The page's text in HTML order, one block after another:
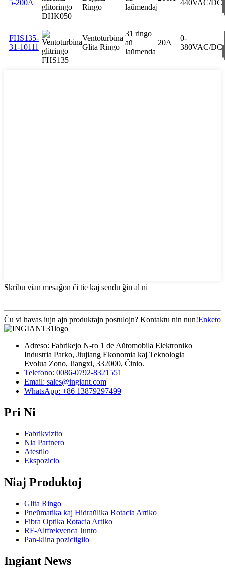
5-200A
Ringo
laŭmendaj
440VAC/DC
FHS135-
31-10111
Ventoturbina
Glita Ringo
31 ringo
aŭ
laŭmenda
20A
0-
380VAC/DC
Skribu vian mesaĝon ĉi tie kaj sendu ĝin al ni
Ĉu vi havas iujn ajn produktajn postulojn? Kontaktu nin nun!Enketo
Adreso: Fabrikejo N-ro 1 de Aŭtomobila Elektroniko
Industria Parko, Jiujiang Ekonomia kaj Teknologia
Evolua Zono, Jiangxi, 332000, Ĉinio.
Telefono: 0086-0792-8321551
Email: sales@ingiant.com
WhatsApp: +86 13879297499
Pri Ni
Fabrikvizito
Nia Partnero
Atestilo
Ekspozicio
Niaj Produktoj
Glita Ringo
Pneŭmatika kaj Hidraŭlika Rotacia Artiko
Fibra Optika Rotacia Artiko
RF-Altfrekvenca Junto
Pan-klina poziciigilo
Ingiant News